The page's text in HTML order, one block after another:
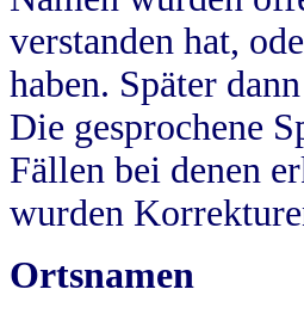
verstanden hat,
haben. Später
Die gesprochene
Fällen bei denen
wurden
Ortsnamen